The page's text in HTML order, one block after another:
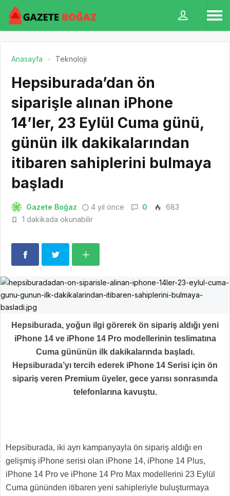
Anasayfa Teknoloji
Hepsiburada’dan ön
siparişle alınan iPhone
14’ler, 23 Eylül Cuma günü,
günün ilk dakikalarından
itibaren sahiplerini bulmaya
başladı
Gazete Boğaz 4 yıl önce 0
683
1 dakikada okunabilir
Hepsiburada, yoğun ilgi görerek ön sipariş aldığı yeni
iPhone 14 ve iPhone 14 Pro modellerinin teslimatına
Cuma gününün ilk dakikalarında başladı.
Hepsiburada’yı tercih ederek iPhone 14 Serisi için ön
sipariş veren Premium üyeler, gece yarısı sonrasında
telefonlarına kavuştu.
Hepsiburada, iki ayrı kampanyayla ön sipariş aldığı en
gelişmiş iPhone serisi olan iPhone 14, iPhone 14 Plus,
iPhone 14 Pro ve iPhone 14 Pro Max modellerini 23 Eylül
Cuma gününden itibaren yeni sahipleriyle buluşturmaya